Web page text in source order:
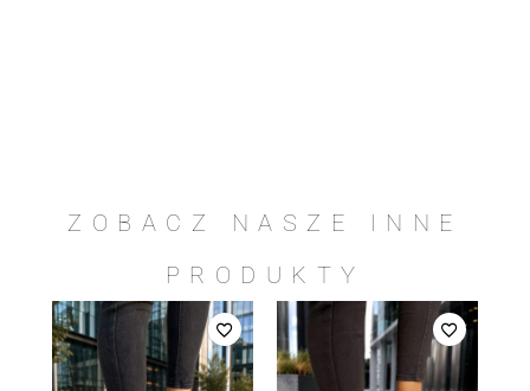
ZOBACZ NASZE INNE
PRODUKTY